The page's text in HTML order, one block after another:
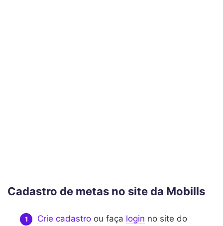
Cadastro de metas no site da Mobills
Crie cadastro ou faça login no site do